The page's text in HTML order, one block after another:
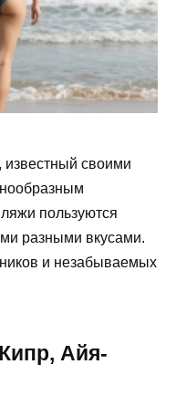
своими
пользуются
разными вкусами.
и незабываемых
Айя-